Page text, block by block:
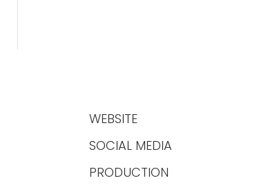
WEBSITE
SOCIAL MEDIA
PRODUCTION